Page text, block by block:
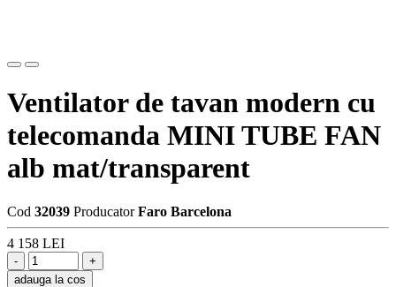
Ventilator de tavan modern cu
telecomanda MINI TUBE FAN
alb mat/transparent
Cod 32039 Producator Faro Barcelona
4 158 LEI
adauga la cos